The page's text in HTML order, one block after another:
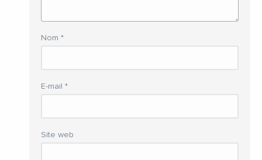
Nom *
E-mail *
Site web